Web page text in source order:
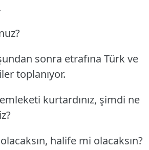
sonra etrafına Türk ve
toplanıyor.
kurtardınız, şimdi ne
halife mi olacaksın?